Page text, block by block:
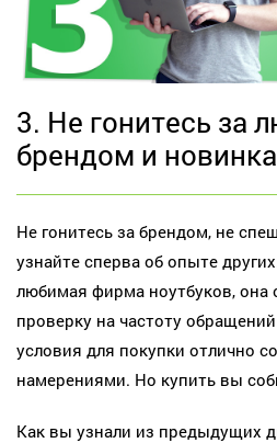
3. Не гонитесь за
брендом и
Не гонитесь за брендом, не
узнайте сперва об опыте
любимая фирма ноутбуков, она
проверку на частоту
условия для покупки отлично
намерениями. Но купить вы
Как вы узнали из предыдущих